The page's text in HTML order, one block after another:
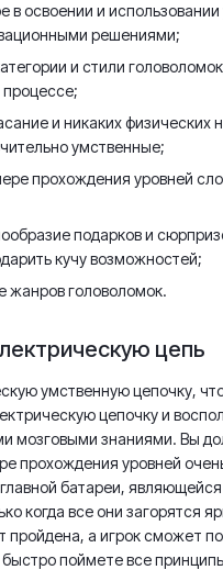
в освоении и
решениями;
и стили
и никаких физических
умственные;
прохождения уровней
подарков и
кучу возможностей;
жанров головоломок.
цепь
умственную цепочку,
цепочку и
мозговыми знаниями. Вы
прохождения уровней
батареи,
когда все они загорятся
пройдена, а игрок сможет
поймете все